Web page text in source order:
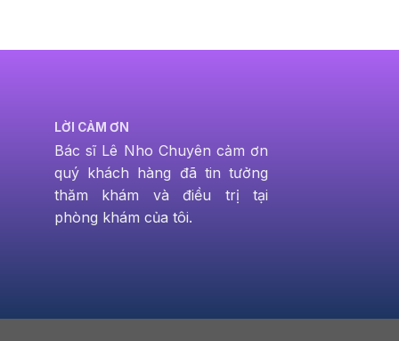
LỜI CẢM ƠN
Bác sĩ Lê Nho Chuyên cảm ơn
quý khách hàng đã tin tưởng
thăm khám và điều trị tại
phòng khám của tôi.